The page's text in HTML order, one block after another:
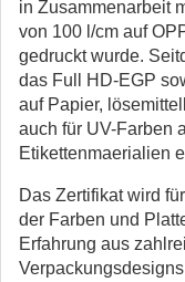
in Zusammenarbeit
von 100 l/cm auf
gedruckt wurde.
das Full HD-EGP
auf Papier,
auch für UV-Farben
Etikettenmaerialien
Das Zertifikat wird
der Farben und
Erfahrung aus